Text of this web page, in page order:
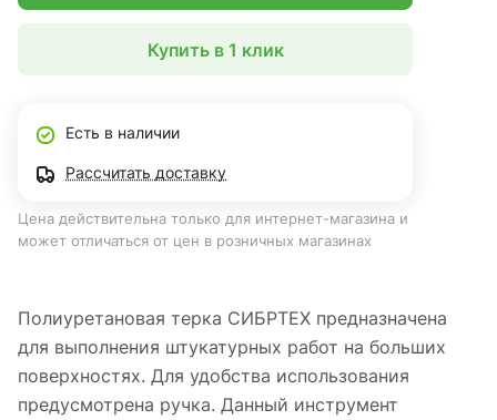
Купить в 1 клик
Есть в наличии
Рассчитать доставку
Цена действительна только для интернет-магазина и
может отличаться от цен в розничных магазинах
Полиуретановая терка СИБРТЕХ предназначена
для выполнения штукатурных работ на больших
поверхностях. Для удобства использования
предусмотрена ручка. Данный инструмент